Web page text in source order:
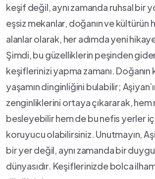
keşif ⁤değil, aynı zamanda ruhsal bir
eşsiz ‍mekanlar, doğanın ve‍ kültürün
alanlar⁤ olarak, her adımda yeni⁣
Şimdi,⁤ bu ‍güzelliklerin‌ peşinden
keşiflerinizi ‌yapma zamanı. Doğanın
yaşamın dinginliğini bulabilir;
zenginliklerini ortaya çıkararak, hem‌
besleyebilir⁢ hem de‌ bu nefis yerler
koruyucu‌ olabilirsiniz. Unutmayın,
bir yer ⁣değil, aynı zamanda bir
dünyasıdır. ‌Keşiflerinizde bolca